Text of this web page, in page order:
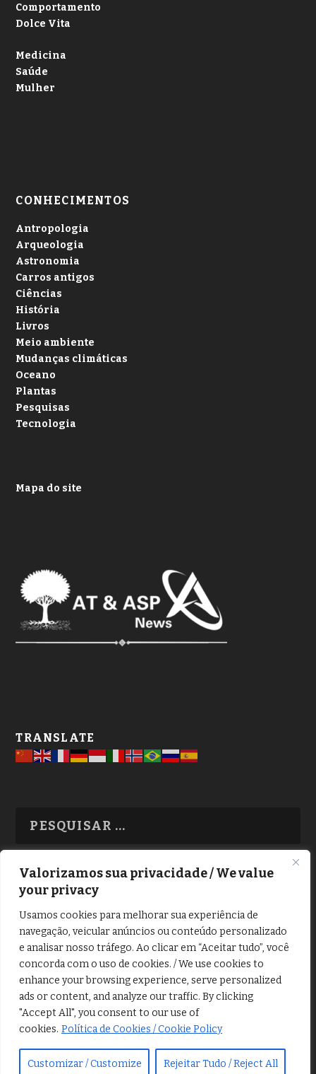
Valorizamos sua privacidade / We value
your privacy
Usamos cookies para melhorar sua experiência de
navegação, veicular anúncios ou conteúdo personalizado
e analisar nosso tráfego. Ao clicar em “Aceitar tudo”, você
concorda com o uso de cookies. / We use cookies to
enhance your browsing experience, serve personalized
ads or content, and analyze our traffic. By clicking
"Accept All", you consent to our use of
cookies. Política de Cookies / Cookie Policy
Customizar / Customize Rejeitar Tudo / Reject All
Comportamento
Dolce Vita
Medicina
Saúde
Mulher
CONHECIMENTOS
Antropologia
Arqueologia
Astronomia
Carros antigos
Ciências
História
Livros
Meio ambiente
Mudanças climáticas
Oceano
Plantas
Pesquisas
Tecnologia
Mapa do site
TRANSLATE
TODAS OS ASSUNTOS
Copyright © Alô Tatuapé 2013 / 2026
Desenvolvido por ALOSP MKT DIGITAL